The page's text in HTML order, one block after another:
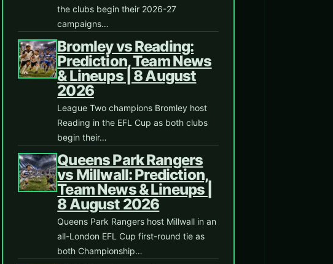
the clubs begin their 2026-27
campaigns…
Bromley vs Reading:
Prediction, Team News
& Lineups | 8 August
2026
League Two champions Bromley host
Reading in the EFL Cup as both clubs
begin their…
Queens Park Rangers
vs Millwall: Prediction,
Team News & Lineups |
8 August 2026
Queens Park Rangers host Millwall in an
all-London EFL Cup first-round tie as
both Championship…